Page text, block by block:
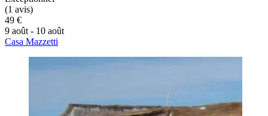
(1 avis)
49 €
9 août - 10 août
Casa Mazzetti